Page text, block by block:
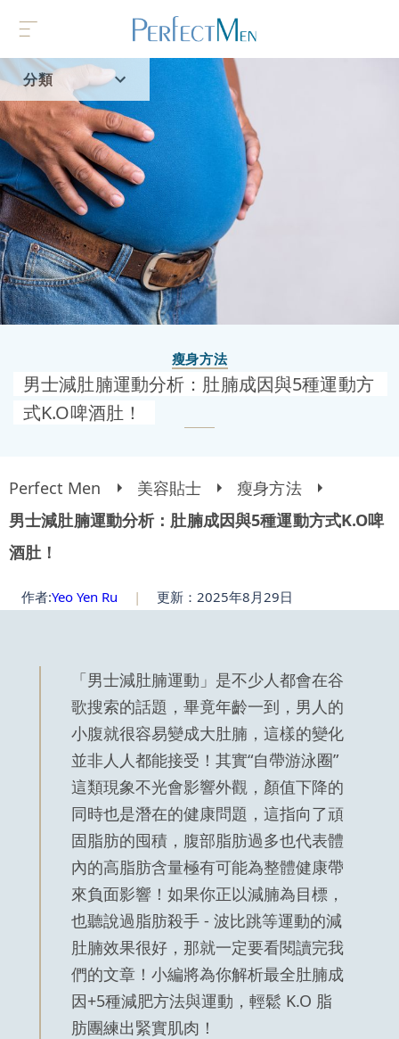
分類
首頁
流行趨勢
瘦身方法
男士減肚腩運動分析：肚腩成因與5種運動方
式K.O啤酒肚！
Perfect Men 美容貼士
瘦身方法
男士減肚腩運動分析：肚腩成因與5種運動方式K.O啤
酒肚！
作者:Yeo Yen Ru | 更新：2025年8月29日
「男士減肚腩運動」是不少人都會在谷
歌搜索的話題，畢竟年齡一到，男人的
小腹就很容易變成大肚腩，這樣的變化
並非人人都能接受！其實“自帶游泳圈”
這類現象不光會影響外觀，顏值下降的
同時也是潛在的健康問題，這指向了頑
固脂肪的囤積，腹部脂肪過多也代表體
內的高脂肪含量極有可能為整體健康帶
來負面影響！如果你正以減腩為目標，
也聽說過脂肪殺手 - 波比跳等運動的減
肚腩效果很好，那就一定要看閱讀完我
們的文章！小編將為你解析最全肚腩成
因+5種減肥方法與運動，輕鬆 K.O 脂
肪團練出緊實肌肉！